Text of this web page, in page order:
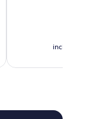
inclusief